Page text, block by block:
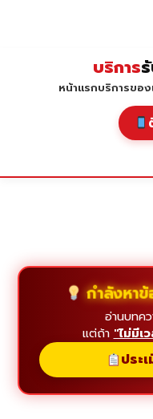
บริการ
หน้าแรกบริการของ
กำลังหา
อ่านบทค
แต่ถ้า "ไม่มีเ
ประ